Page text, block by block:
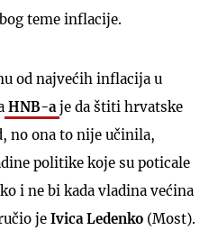
teme inflacije.
od najvećih inflacija u
HNB-a je da štiti hrvatske
no ona to nije učinila,
politike koje su poticale
i ne bi kada vladina većina
je Ivica Ledenko (Most).